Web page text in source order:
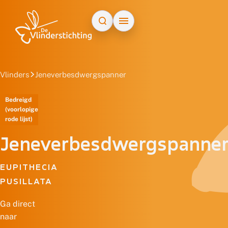
Vlinders Jeneverbesdwergspanner
Bedreigd
(voorlopige
rode lijst)
EUPITHECIA
PUSILLATA
Ga direct
naar